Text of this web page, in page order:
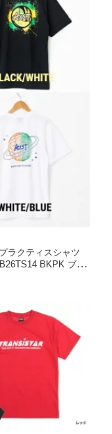
ラクティスシャツ
BKPK ブラ